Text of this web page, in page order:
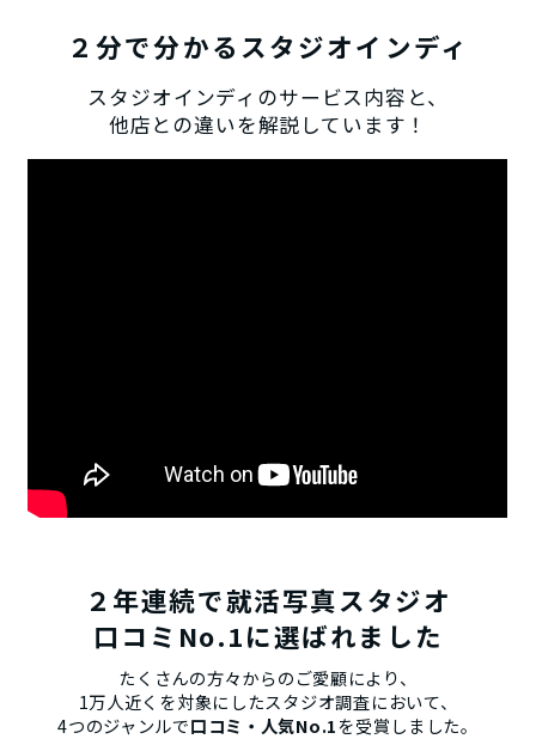
２分で分かるスタジオインディ
スタジオインディのサービス内容と、
他店との違いを解説しています！
２年連続で就活写真スタジオ
口コミNo.1に選ばれました
たくさんの方々からのご愛顧により、
1万人近くを対象にしたスタジオ調査において、
4つのジャンルで口コミ・人気No.1を受賞しました。